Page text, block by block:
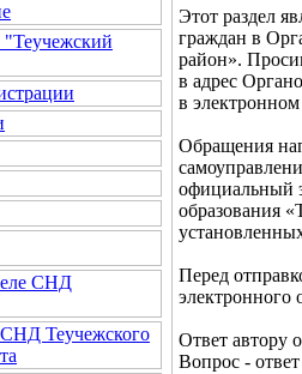
СНД
Теучежского
Этот раздел
граждан в
район».
в адрес
в
Обращения
официальный
образования
Перед
электронного
Ответ автору
Вопрос - ответ